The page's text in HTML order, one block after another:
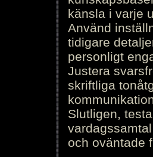
känsla i varje
Använd
tidigare
personligt
Justera
skriftliga
Slutligen,
och oväntade